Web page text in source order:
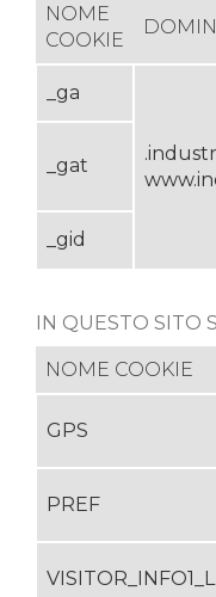
NOME
COOKIE
_ga
_gat
_gid
IN QUESTO SITO
NOME COOKIE
GPS
PREF